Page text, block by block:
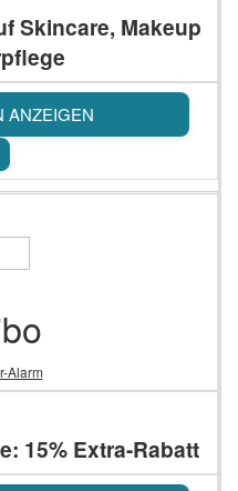
Skincare, Makeup
ANZEIGEN
Alarm
15% Extra-Rabatt